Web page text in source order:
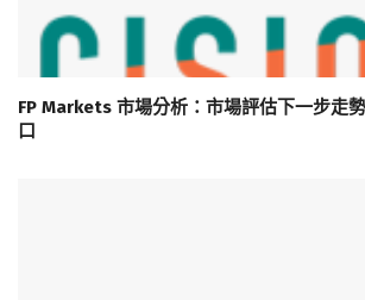
FP Markets 市場分析：市場評估下一步走
口